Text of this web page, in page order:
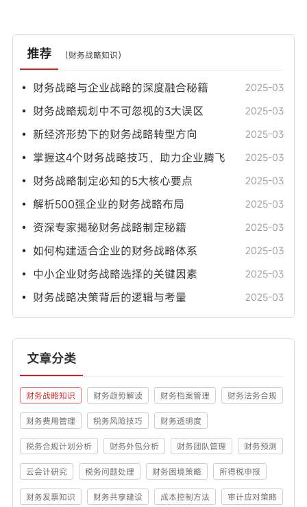
推荐 （财务战略知识）
• 财务战略与企业战略的深度融合秘籍 2025-03
• 财务战略规划中不可忽视的3大误区 2025-03
• 新经济形势下的财务战略转型方向 2025-03
• 掌握这4个财务战略技巧，助力企业腾飞 2025-03
• 财务战略制定必知的5大核心要点 2025-03
• 解析500强企业的财务战略布局 2025-03
• 资深专家揭秘财务战略制定秘籍 2025-03
• 如何构建适合企业的财务战略体系 2025-03
• 中小企业财务战略选择的关键因素 2025-03
• 财务战略决策背后的逻辑与考量 2025-03
文章分类
财务战略知识 财务趋势解读 财务档案管理 财务法务合规
财务费用管理 税务风险技巧 财务透明度
税务合规计划分析 财务外包分析 财务团队管理 财务预测
云会计研究 税务问题处理 财务困境策略 所得税申报
财务发票知识 财务共享建设 成本控制方法 审计应对策略